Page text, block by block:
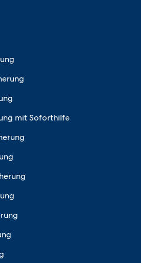
mit Soforthilfe